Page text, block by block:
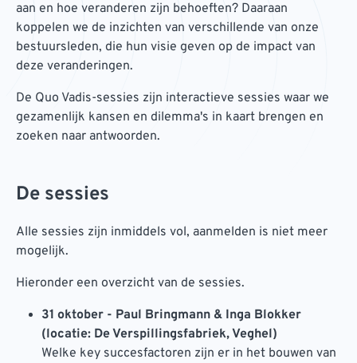
aan en hoe veranderen zijn behoeften? Daaraan
koppelen we de inzichten van verschillende van onze
bestuursleden, die hun visie geven op de impact van
deze veranderingen.
De Quo Vadis-sessies zijn interactieve sessies waar we
gezamenlijk kansen en dilemma's in kaart brengen en
zoeken naar antwoorden.
De sessies
Alle sessies zijn inmiddels vol, aanmelden is niet meer
mogelijk.
Hieronder een overzicht van de sessies.
31 oktober - Paul Bringmann & Inga Blokker
(locatie: De Verspillingsfabriek, Veghel)
Welke key succesfactoren zijn er in het bouwen van